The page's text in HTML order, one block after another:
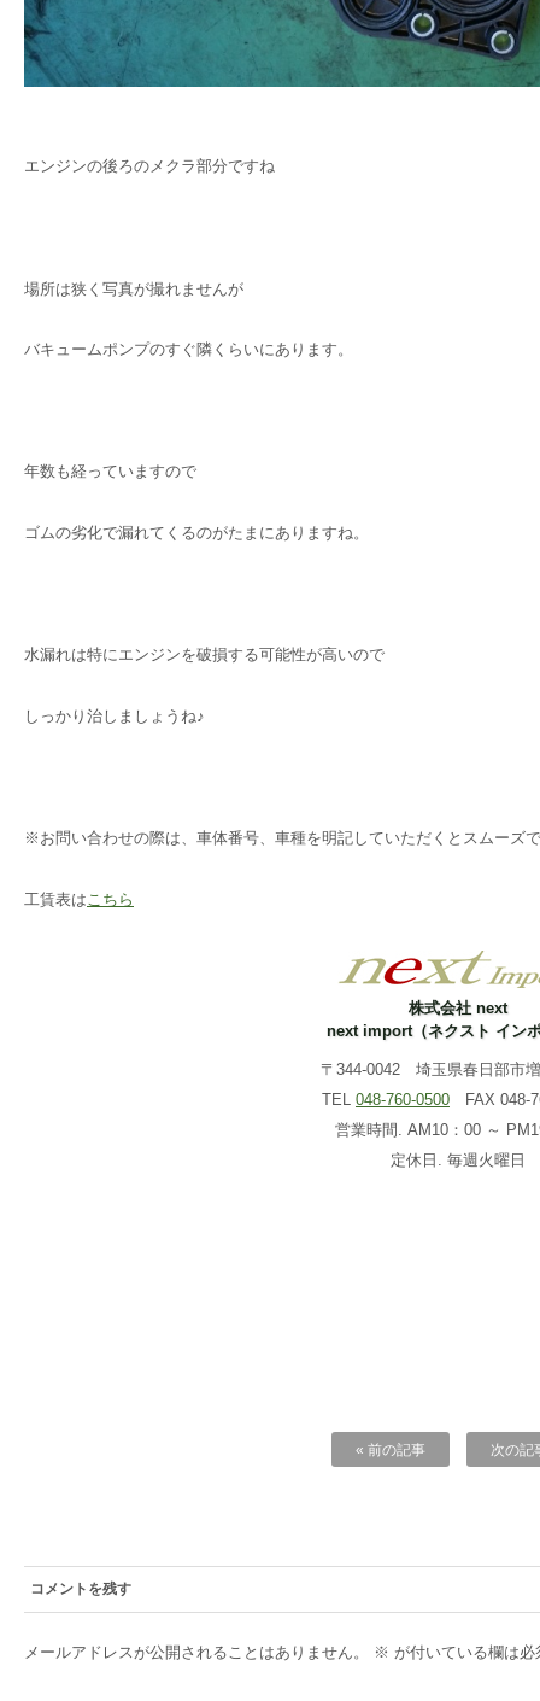
エンジンの後ろのメクラ部分ですね
場所は狭く写真が撮れませんが
バキュームポンプのすぐ隣くらいにあります。
年数も経っていますので
ゴムの劣化で漏れてくるのがたまにありますね。
水漏れは特にエンジンを破損する可能性が高いので
しっかり治しましょうね♪
※お問い合わせの際は、車体番号、車種を明記していただくとスムーズ
工賃表は こちら
株式会社 next
next import（ネクスト イン
〒344-0042 埼玉県春日部市
TEL 048-760-0500 FAX 048-
営業時間. AM10：00 ～
定休日. 毎週火曜日
« 前の記事 次の記
コメントを残す
メールアドレスが公開されることはありません。 ※ が付いている欄は必